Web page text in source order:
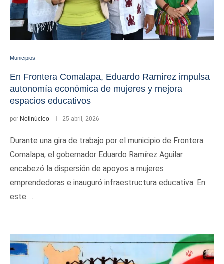
Municipios
En Frontera Comalapa, Eduardo Ramírez impulsa
autonomía económica de mujeres y mejora
espacios educativos
por Notinúcleo 25 abril, 2026
Durante una gira de trabajo por el municipio de Frontera
Comalapa, el gobernador Eduardo Ramírez Aguilar
encabezó la dispersión de apoyos a mujeres
emprendedoras e inauguró infraestructura educativa. En
este …